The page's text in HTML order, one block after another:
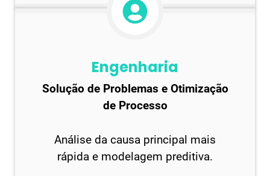
Engenharia
Solução de Problemas e Otimização
de Processo
Análise da causa principal mais
rápida e modelagem preditiva.